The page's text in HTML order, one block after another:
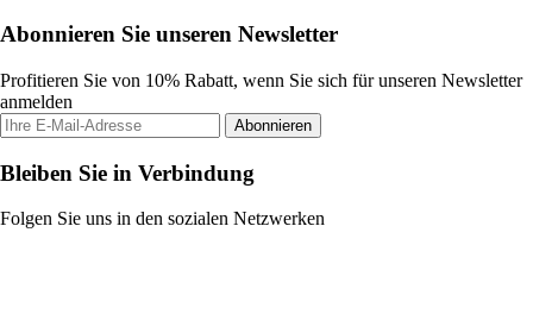
Abonnieren Sie unseren Newsletter
Profitieren Sie von 10% Rabatt, wenn Sie sich für unseren Newsletter
anmelden
Abonnieren
Bleiben Sie in Verbindung
Folgen Sie uns in den sozialen Netzwerken